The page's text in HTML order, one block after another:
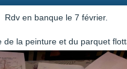
en banque le 7 février.
de la peinture et du parquet